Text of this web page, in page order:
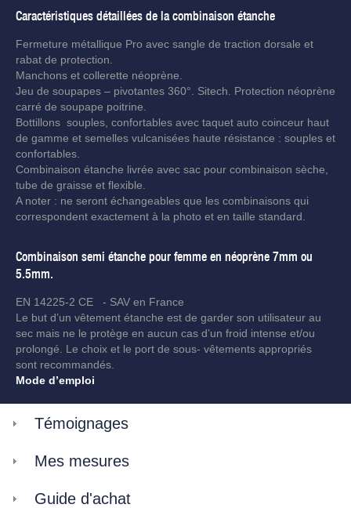
Caractéristiques détaillées de la combinaison étanche
Fermeture métallique Pro avec sangle de traction dorsale et
rabat de protection.
Manchons et collerette néoprène.
Jeu de soupapes – pivotantes 360°. Sitech. Protection néoprène
carré de soupape poitrine.
Bottillons souples, confortables avec taquet auto coinceur haut
de gamme et semelles vulcanisées haute résistance : souples et
confortables.
Combinaison étanche livrée avec sac pour combinaison sèche,
tube de graisse et flexible.
A noter : ne seront échangeables que les combinaisons qui
correspondent exactement à la photo et en taille standard.
Combinaison semi étanche pour femme en néoprène 7mm ou
5.5mm.
EN 14225-2 CE - SAV en France
Le but d’un vêtement étanche est de garder son utilisateur au
sec mais ne le protège en aucun cas d’un froid intense et/ou
prolongé. Le choix et le port de sous- vêtements appropriés
sont recommandés.
Mode d’emploi
Témoignages
Mes mesures
Guide d'achat